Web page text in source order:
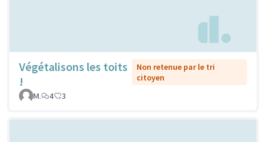
Végétalisons les toits
!
Non retenue par le tri
citoyen
M.
4 3